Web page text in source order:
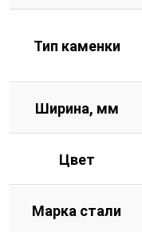
Тип каменки
Ширина, мм
Цвет
Марка стали